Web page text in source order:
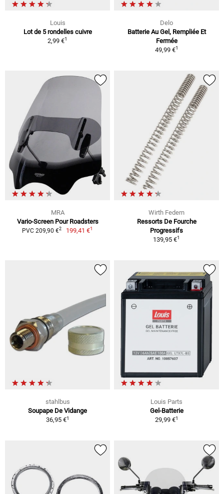
Louis
Lot de 5 rondelles cuivre
2,99 €1
Delo
Batterie Au Gel, Rempliée Et
Fermée
49,99 €1
MRA
Vario-Screen Pour Roadsters
PVC 209,90 €2 199,41 €1
Wirth Federn
Ressorts De Fourche
Progressifs
139,95 €1
stahlbus
Soupape De Vidange
36,95 €1
Louis Parts
Gel-Batterie
29,99 €1